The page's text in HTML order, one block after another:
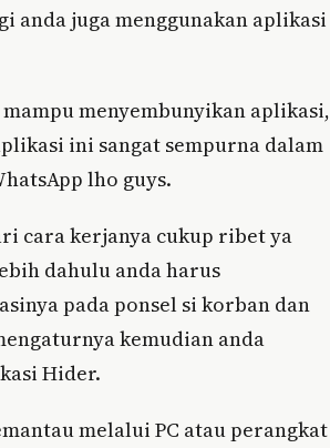
anda juga menggunakan aplikasi
menyembunyikan aplikasi,
ini sangat sempurna dalam
lho guys.
cara kerjanya cukup ribet ya
dahulu anda harus
pada ponsel si korban dan
kemudian anda
Hider.
melalui PC atau perangkat